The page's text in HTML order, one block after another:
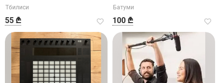
Тбилиси
55 ₾
Батуми
100 ₾